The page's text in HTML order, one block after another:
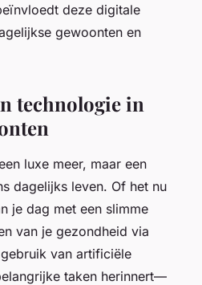
deze digitale
gewoonten en
technologie in
luxe meer, maar een
dagelijks leven. Of het nu
je dag met een slimme
van je gezondheid via
van artificiële
taken herinnert—